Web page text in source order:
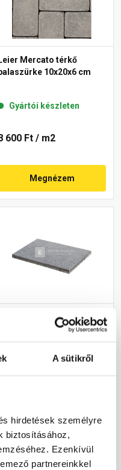
A sütikről
hirdetések személyre
biztosításához,
Ezenkívül
partnereinkkel
Leier Mercato térkő
10x20x6 cm
Gyártói készleten
600 Ft / m2
Megnézem
Leier Gaia Brillant
burkolólap egy élen kezelt,
40x60x3,8 cm
Gyártói készleten
Megnézem